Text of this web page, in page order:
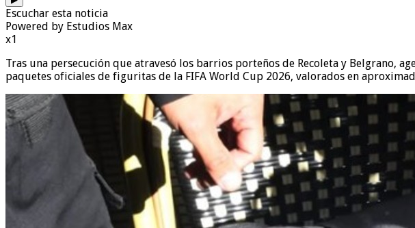
Escuchar esta noticia
Powered by Estudios Max
x1
Tras una persecución que atravesó los barrios porteños de Recoleta y Belgrano,
paquetes oficiales de figuritas de la FIFA World Cup 2026, valorados en